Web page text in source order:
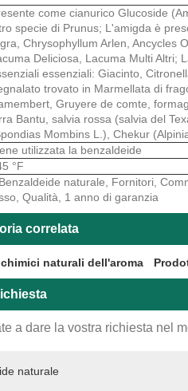
come cianurico Glucoside
specie di Prunus; L'amigda è
Chrysophyllum Arlen, Ancycles
Deliciosa, Lacuma Multi Altri;
essenziali: Giacinto,
trovato in Marmellata di
Gruyere de comte,
Bantu, salvia rossa (salvia del
Mombins L.), Chekur
utilizzata la benzaldeide
°F
naturale, Fornitori,
Qualità, 1 anno di garanzia
correlata
naturali dell'aroma
a dare la vostra richiesta nel